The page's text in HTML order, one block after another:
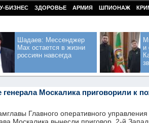
БИЗНЕС ЗДОРОВЬЕ АРМИЯ ШПИОНАЖ
Шадаев: Мессенджер
Max остается в жизни
россиян навсегда
и
Москалика приговорили к
Главного оперативного